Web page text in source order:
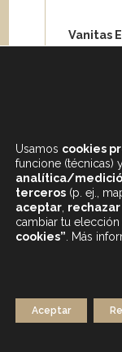
Vanitas
Carrer
AVISO LEGAL
POLÍTICA DE
Usamos cookies
funcione (técnicas)
analítica/
terceros (p. ej.,
aceptar rechazar
cambiar tu
cookies” . Más
Aceptar